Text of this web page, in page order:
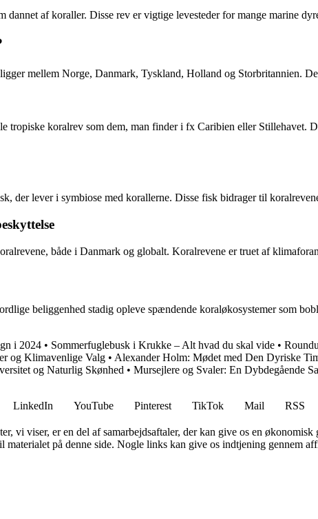
dannet af koraller. Disse rev er vigtige levesteder for mange marine
mellem Norge, Danmark, Tyskland, Holland og Storbritannien.
tropiske koralrev som dem, man finder i fx Caribien eller Stillehavet.
der lever i symbiose med korallerne. Disse fisk bidrager til
både i Danmark og globalt. Koralrevene er truet af
beliggenhed stadig opleve spændende koraløkosystemer som
i 2024 • Sommerfuglebusk i Krukke – Alt hvad du skal vide •
og Klimavenlige Valg • Alexander Holm: Mødet med Den Dyriske
og Naturlig Skønhed • Mursejlere og Svaler: En Dybdegående
LinkedIn YouTube Pinterest TikTok Mail
RSS
vi viser, er en del af samarbejdsaftaler, der kan give os en økonomisk
på denne side. Nogle links kan give os indtjening gennem